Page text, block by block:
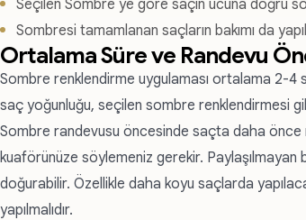
Seçilen Sombre ye göre saçın ucuna doğru
Sombresi tamamlanan saçların bakımı da
Ortalama Süre ve Randevu
Sombre renklendirme uygulaması ortalama 2-4
saç yoğunluğu, seçilen sombre renklendirmesi
Sombre randevusu öncesinde saçta daha önce
kuaförünüze söylemeniz gerekir. Paylaşılmayan
doğurabilir. Özellikle daha koyu saçlarda
yapılmalıdır.